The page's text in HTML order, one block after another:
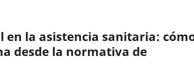
la asistencia sanitaria:
desde la normativa de